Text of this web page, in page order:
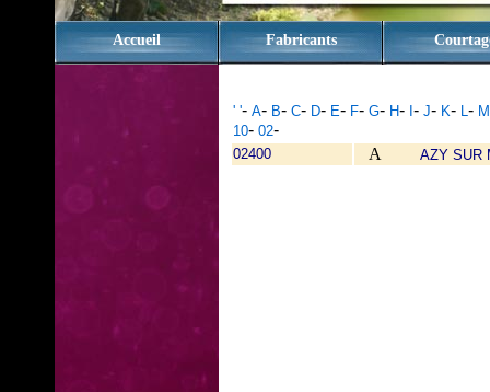
Accueil Fabricants
' '- A- B- C- D- E- F- G- H- - J- K- L- M
10- 02-
02400 A AZY SUR